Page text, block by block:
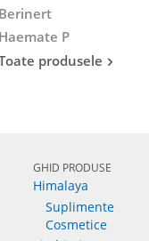
Berinert
Haemate P
produsele
GHID PRODUSE
Himalaya
Suplimente
Cosmetice